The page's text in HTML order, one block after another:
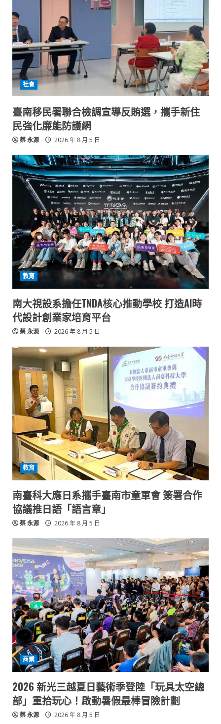
社會
臺南移民署聯合檢調宣導反賄選，攜手新住
民強化廉能防護網
蔡 永源 2026 年 8 月 5 日
教育
南大視設系擔任TNDA核心推動學校 打造AI時
代設計創業家培育平台
蔡 永源 2026 年 8 月 5 日
教育
南臺科大應日系攜手臺南市童軍會 簽署合作
協議推日語「語言章」
蔡 永源 2026 年 8 月 5 日
商業
2026 新光三越夏日藝術季登陸「玩具太空總
部」重拾玩心！啟動暑假最棒冒險計劃
蔡 永源 2026 年 8 月 5 日